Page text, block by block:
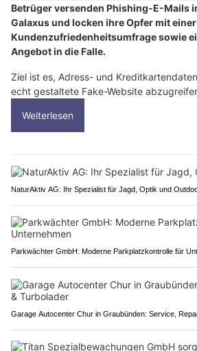
Betrüger versenden Phishing-E-Mails
Galaxus und locken ihre Opfer mit
Kundenzufriedenheitsumfrage sowie
Angebot in die Falle.
Ziel ist es, Adress- und
echt gestaltete Fake-Website
Weiterlesen
NaturAktiv AG: Ihr Spezialist für Jagd, Optik und
Parkwächter GmbH: Moderne Parkplatzkontrolle für
Garage Autocenter Chur in Graubünden: Service,